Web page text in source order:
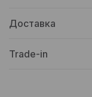
Доставка
Trade-in